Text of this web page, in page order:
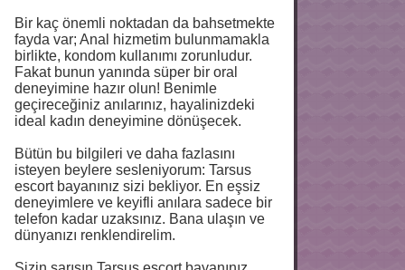
Bir kaç önemli noktadan da bahsetmekte
fayda var; Anal hizmetim bulunmamakla
birlikte, kondom kullanımı zorunludur.
Fakat bunun yanında süper bir oral
deneyimine hazır olun! Benimle
geçireceğiniz anılarınız, hayalinizdeki
ideal kadın deneyimine dönüşecek.
Bütün bu bilgileri ve daha fazlasını
isteyen beylere sesleniyorum: Tarsus
escort bayanınız sizi bekliyor. En eşsiz
deneyimlere ve keyifli anılara sadece bir
telefon kadar uzaksınız. Bana ulaşın ve
dünyanızı renklendirelim.